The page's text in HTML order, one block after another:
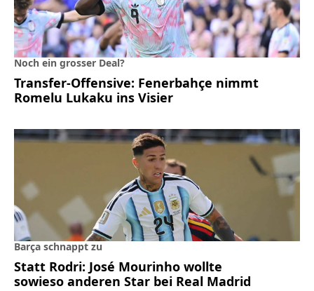
Noch ein grosser Deal?
Transfer-Offensive: Fenerbahçe nimmt
Romelu Lukaku ins Visier
Barça schnappt zu
Statt Rodri: José Mourinho wollte
sowieso anderen Star bei Real Madrid